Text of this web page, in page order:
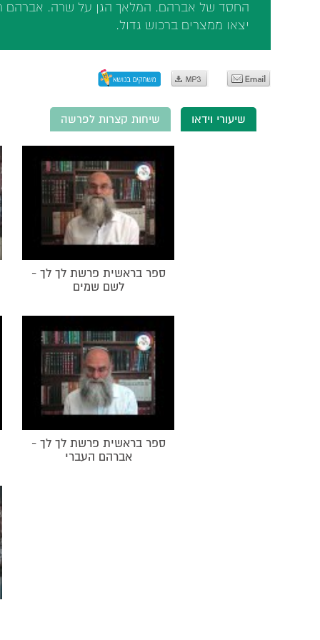
החסד של אברהם. המלאך הגן על שרה. אברהם
יצאו ממצרים ברכוש גדול.
שיעורי וידאו שיחות קצרות לפרשה
ספר בראשית פרשת לך לך -
לשם שמים
ספר בראשית פרשת לך לך -
אברהם העברי